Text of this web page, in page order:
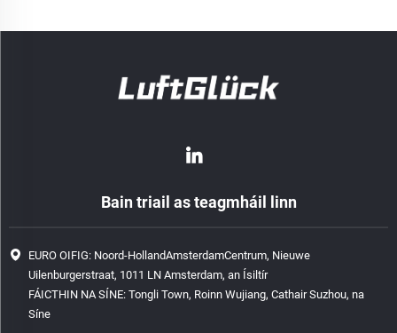
Bain triail as teagmháil linn
EURO OIFIG: Noord-HollandAmsterdamCentrum, Nieuwe
Uilenburgerstraat, 1011 LN Amsterdam, an Ísiltír
FÁICTHIN NA SÍNE: Tongli Town, Roinn Wujiang, Cathair Suzhou, na
Síne